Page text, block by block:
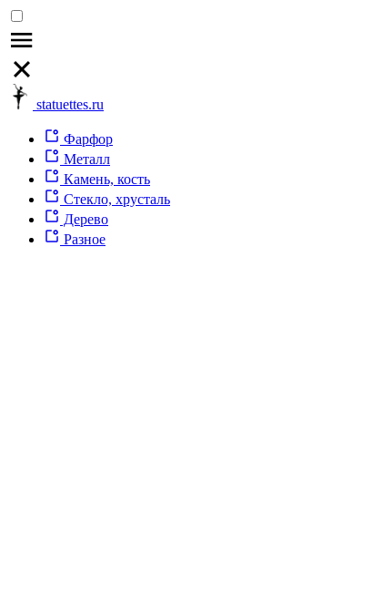
statuettes.ru
Фарфор
Металл
Камень, кость
Стекло, хрусталь
Дерево
Разное